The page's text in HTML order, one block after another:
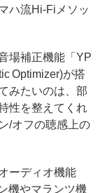
ハ流Hi-Fiメソッ
場補正機能「YP
Optimizer)が搭
みたいのは、部
性を整えてくれ
/オフの聴感上の
ーディオ機能
機やマランツ機